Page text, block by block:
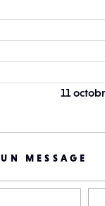
11
MESSAGE